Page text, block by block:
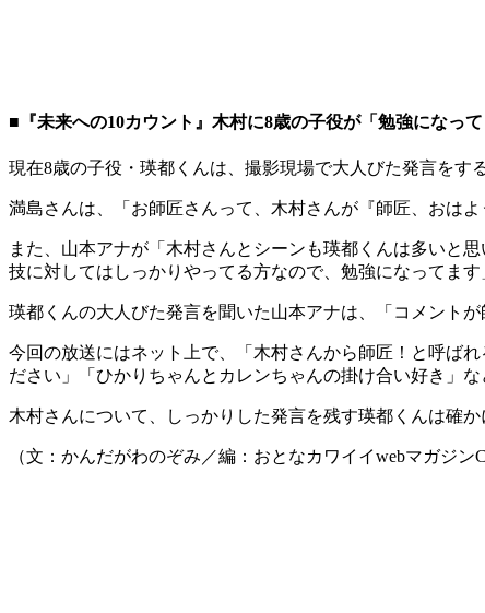
■『未来への10カウント』木村に8歳の子役が「勉強になって
現在8歳の子役・瑛都くんは、撮影現場で大人びた発言をす
満島さんは、「お師匠さんって、木村さんが『師匠、おは
また、山本アナが「木村さんとシーンも瑛都くんは多いと
技に対してはしっかりやってる方なので、勉強になってます
瑛都くんの大人びた発言を聞いた山本アナは、「コメント
今回の放送にはネット上で、「木村さんから師匠！と呼ば
ださい」「ひかりちゃんとカレンちゃんの掛け合い好き」な
木村さんについて、しっかりした発言を残す瑛都くんは確か
（文：かんだがわのぞみ／編：おとなカワイイwebマガジン